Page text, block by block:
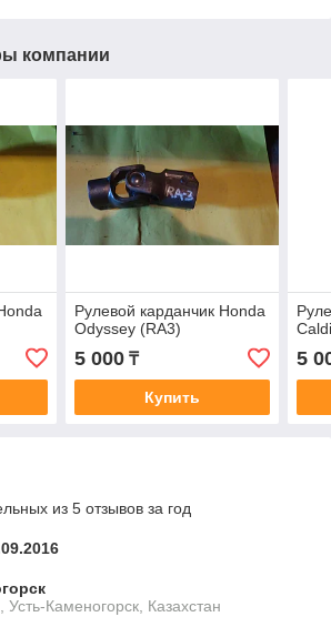
компании
Рулевой карданчик Honda
Odyssey (RA3)
5 000₸
Купить
5
из 5 отзывов за год
Каменогорск, Казахстан